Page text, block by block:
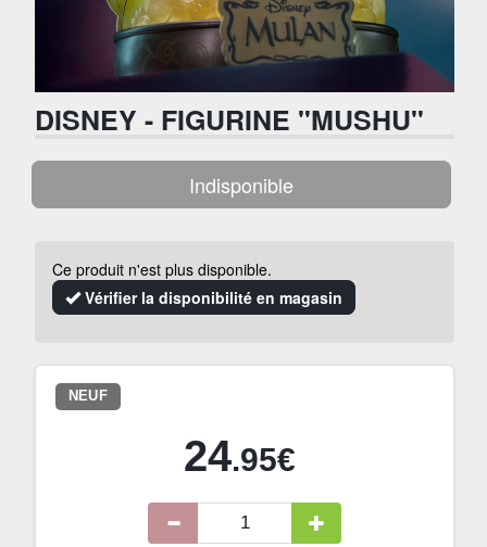
DISNEY - FIGURINE "MUSHU"
Indisponible
Ce produit n'est plus disponible.
Vérifier la disponibilité en magasin
NEUF
24.95€